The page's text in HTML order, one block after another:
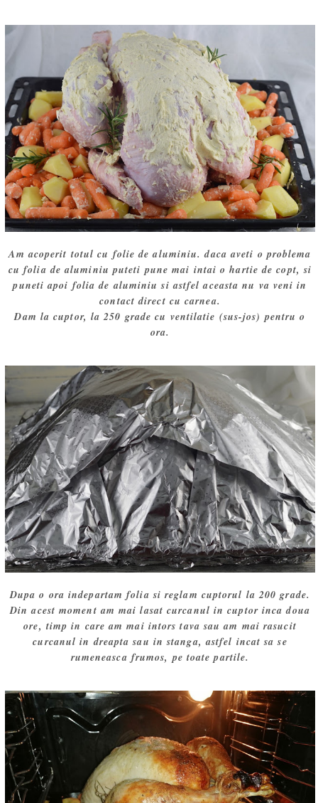
Am acoperit totul cu folie de aluminiu. daca aveti o problema
cu folia de aluminiu puteti pune mai intai o hartie de copt, si
puneti apoi folia de aluminiu si astfel aceasta nu va veni in
contact direct cu carnea.
Dam la cuptor, la 250 grade cu ventilatie (sus-jos) pentru o
ora.
Dupa o ora indepartam folia si reglam cuptorul la 200 grade.
Din acest moment am mai lasat curcanul in cuptor inca doua
ore, timp in care am mai intors tava sau am mai rasucit
curcanul in dreapta sau in stanga, astfel incat sa se
rumeneasca frumos, pe toate partile.